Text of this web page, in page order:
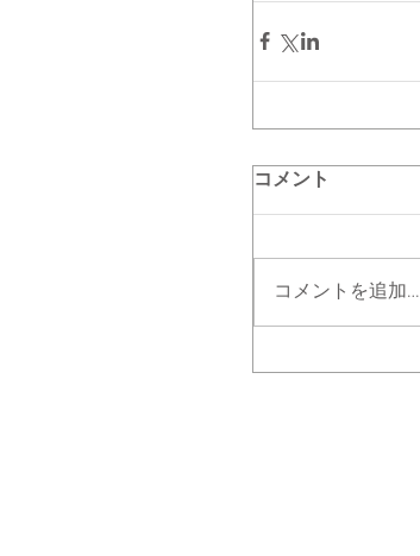
コメント
コメントを追加…